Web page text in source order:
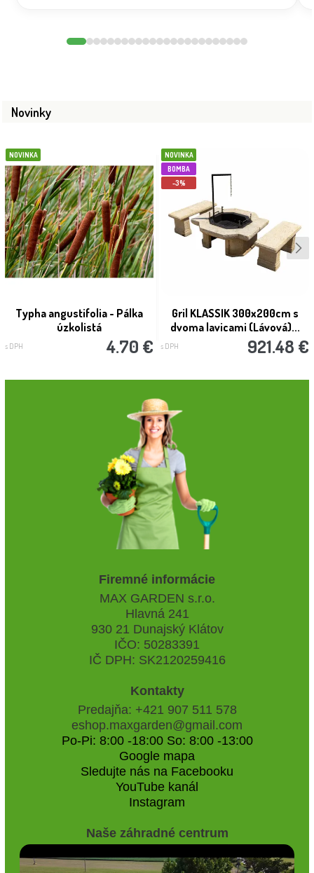
Novinky
NOVINKA
Typha angustifolia - Pálka
úzkolistá
s DPH 4.70 €
NOVINKA
BOMBA
-3%
Gril KLASSIK 300x200cm s
dvoma lavicami (Lávová)...
s DPH 921.48 €
Firemné informácie
MAX GARDEN s.r.o.
Hlavná 241
930 21 Dunajský Klátov
IČO: 50283391
IČ DPH: SK2120259416
Kontakty
Predajňa: +421 907 511 578
eshop.maxgarden@gmail.com
Po-Pi: 8:00 -18:00 So: 8:00 -13:00
Google mapa
Sledujte nás na Facebooku
YouTube kanál
Instagram
Naše záhradné centrum